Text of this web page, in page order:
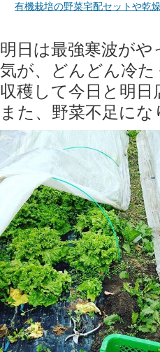
有機栽培の野菜宅配セットや乾
明日は最強寒波が
気が、どんどん冷た
収穫して今日と明日
また、野菜不足にな